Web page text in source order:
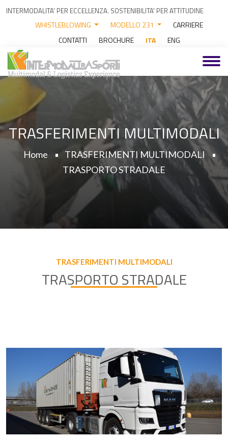
INTERMODALITA' PER ECCELLENZA. SOSTENIBILITA' PER ATTITUDINE
WHISTLEBLOWING MODELLO 231
CARRIERE
CONTATTI
BROCHURE ITA ENG
TRASFERIMENTI MULTIMODALI
Home
TRASFERIMENTI MULTIMODALI
TRASPORTO STRADALE
TRASFERIMENTI MULTIMODALI
TRASPORTO STRADALE